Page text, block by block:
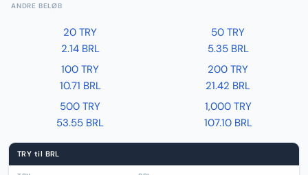
ANDRE BELØB
20 TRY
2.14 BRL
50 TRY
5.35 BRL
100 TRY
10.71 BRL
200 TRY
21.42 BRL
500 TRY
53.55 BRL
1,000 TRY
107.10 BRL
TRY til BRL